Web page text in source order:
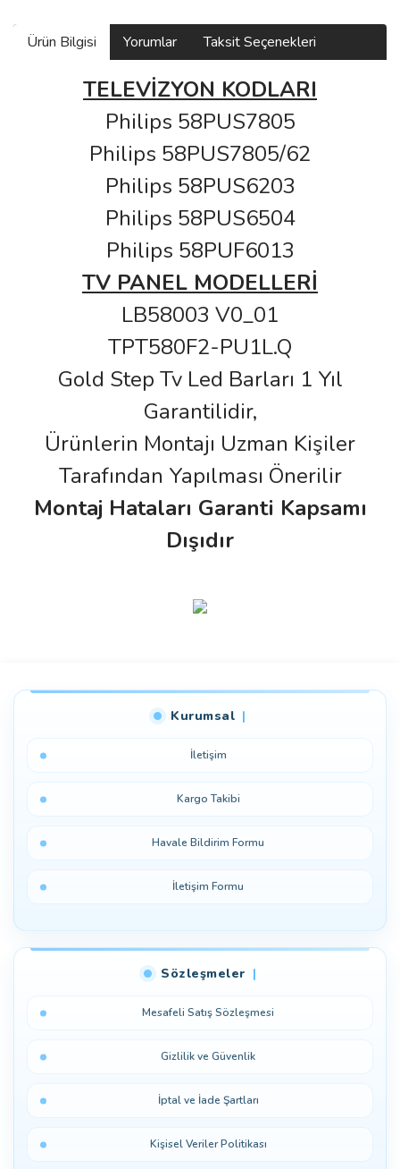
Ürün Bilgisi Yorumlar Taksit Seçenekleri
TELEVİZYON KODLARI
Philips 58PUS7805
Philips 58PUS7805/62
Philips 58PUS6203
Philips 58PUS6504
Philips 58PUF6013
TV PANEL MODELLERİ
LB58003 V0_01
TPT580F2-PU1L.Q
Gold Step Tv Led Barları 1 Yıl
Garantilidir,
Ürünlerin Montajı Uzman Kişiler
Tarafından Yapılması Önerilir
Montaj Hataları Garanti Kapsamı
Dışıdır
Kurumsal
İletişim
Kargo Takibi
Havale Bildirim Formu
İletişim Formu
Sözleşmeler
Mesafeli Satış Sözleşmesi
Gizlilik ve Güvenlik
İptal ve İade Şartları
Kişisel Veriler Politikası